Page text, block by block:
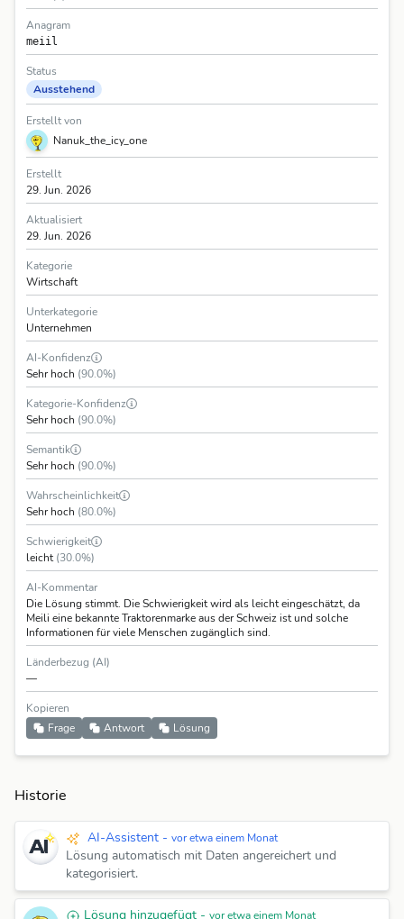
Anagram
meiil
Status
Ausstehend
Erstellt von
Nanuk_the_icy_one
Erstellt
29. Jun. 2026
Aktualisiert
29. Jun. 2026
Kategorie
Wirtschaft
Unterkategorie
Unternehmen
AI-Konfidenz
Sehr hoch (90.0%)
Kategorie-Konfidenz
Sehr hoch (90.0%)
Semantik
Sehr hoch (90.0%)
Wahrscheinlichkeit
Sehr hoch (80.0%)
Schwierigkeit
leicht(30.0%)
AI-Kommentar
Die Lösung stimmt. Die Schwierigkeit wird als leicht eingeschätzt, da
Meili eine bekannte Traktorenmarke aus der Schweiz ist und solche
Informationen für viele Menschen zugänglich sind.
Länderbezug (AI)
—
Kopieren
Frage
Antwort Lösung
Historie
AI-Assistent - vor etwa einem Monat
Lösung automatisch mit Daten angereichert und
kategorisiert.
Lösung hinzugefügt - vor etwa einem Monat